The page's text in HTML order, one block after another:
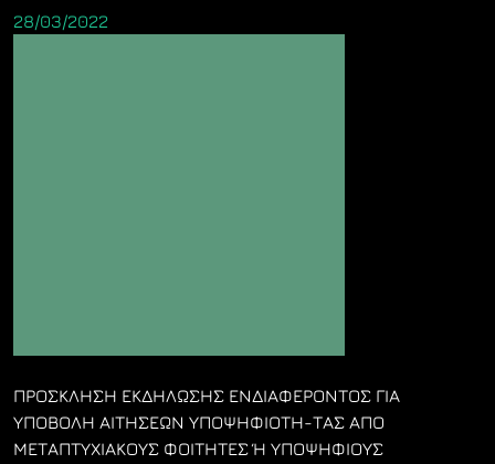
28/03/2022
ΠΡΟΣΚΛΗΣΗ ΕΚΔΗΛΩΣΗΣ ΕΝΔΙΑΦΕΡΟΝΤΟΣ ΓΙΑ
ΥΠΟΒΟΛΗ ΑΙΤΗΣΕΩΝ ΥΠΟΨΗΦΙΟΤΗ-ΤΑΣ ΑΠΟ
ΜΕΤΑΠΤΥΧΙΑΚΟΥΣ ΦΟΙΤΗΤΕΣ Ή ΥΠΟΨΗΦΙΟΥΣ